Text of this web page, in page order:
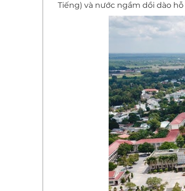
Tiếng) và nước ngầm dồi dào